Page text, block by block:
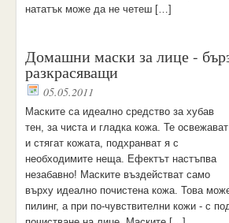
нататък може да не четеш […]
Домашни маски за лице -
разкрасяващи
05.05.2011
Mаските са идеално средство за хубав
тен, за чиста и гладка кожа. Те освежават
и стягат кожата, подхранват я с
необходимите неща. Ефектът настъпва
незабавно! Маските въздействат само
върху идеално почистена кожа. Това
пилинг, а при по-чувствителни кожи - с